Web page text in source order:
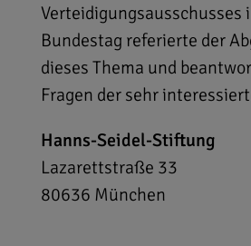
Verteidigungsausschusses
Bundestag referierte der
dieses Thema und
Fragen der sehr
Hanns-Seidel-Stiftung
Lazarettstraße 33
80636 München